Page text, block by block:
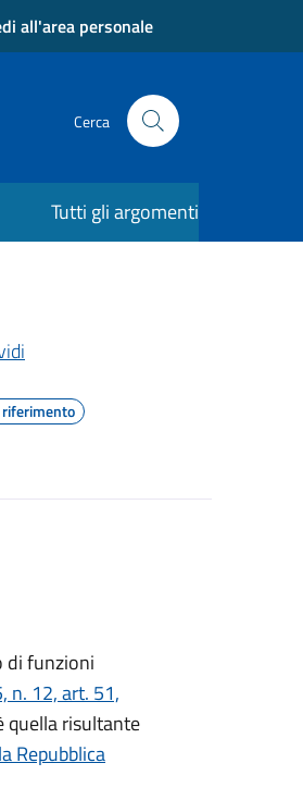
all'area personale
Cerca
Tutti gli argomenti
di funzioni
n. 12, art. 51,
quella risultante
Repubblica